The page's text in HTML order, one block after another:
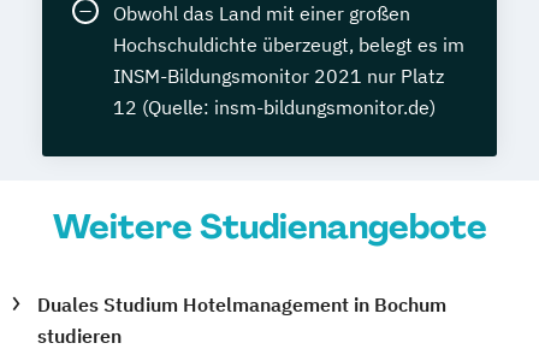
Obwohl das Land mit einer großen
Hochschuldichte überzeugt, belegt es im
INSM-Bildungsmonitor 2021 nur Platz
12 (Quelle: insm-bildungsmonitor.de)
Weitere Studienangebote
Duales Studium Hotelmanagement in Bochum
studieren